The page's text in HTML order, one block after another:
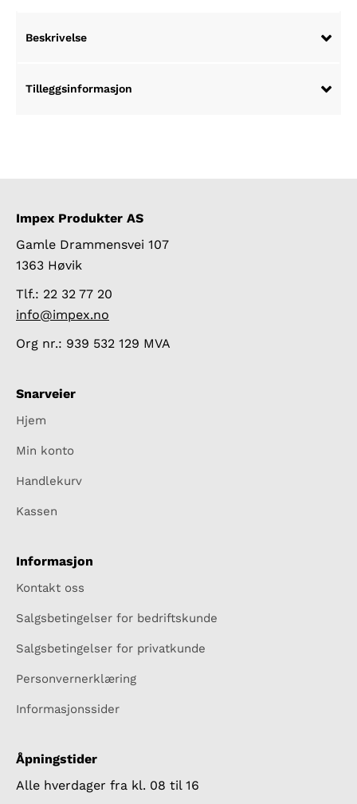
Beskrivelse
Tilleggsinformasjon
Impex Produkter AS
Gamle Drammensvei 107
1363 Høvik
Tlf.: 22 32 77 20
info@impex.no
Org nr.: 939 532 129 MVA
Snarveier
Hjem
Min konto
Handlekurv
Kassen
Informasjon
Kontakt oss
Salgsbetingelser for bedriftskunde
Salgsbetingelser for privatkunde
Personvernerklæring
Informasjonssider
Åpningstider
Alle hverdager fra kl. 08 til 16